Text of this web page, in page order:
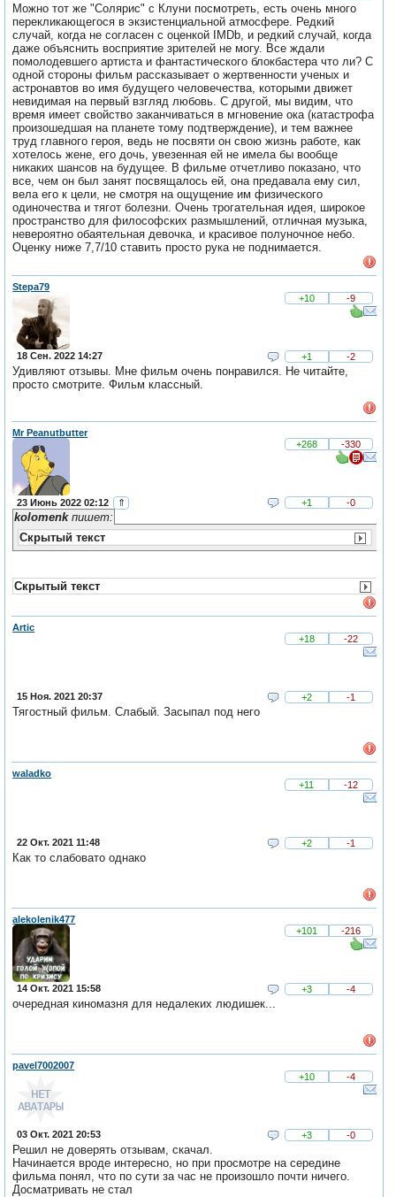
Можно тот же "Солярис" с Клуни посмотреть, есть очень много
перекликающегося в экзистенциальной атмосфере. Редкий
случай, когда не согласен с оценкой IMDb, и редкий случай, когда
даже объяснить восприятие зрителей не могу. Все ждали
помолодевшего артиста и фантастического блокбастера что ли? С
одной стороны фильм рассказывает о жертвенности ученых и
астронавтов во имя будущего человечества, которыми движет
невидимая на первый взгляд любовь. С другой, мы видим, что
время имеет свойство заканчиваться в мгновение ока (катастрофа
произошедшая на планете тому подтверждение), и тем важнее
труд главного героя, ведь не посвяти он свою жизнь работе, как
хотелось жене, его дочь, увезенная ей не имела бы вообще
никаких шансов на будущее. В фильме отчетливо показано, что
все, чем он был занят посвящалось ей, она предавала ему сил,
вела его к цели, не смотря на ощущение им физического
одиночества и тягот болезни. Очень трогательная идея, широкое
пространство для философских размышлений, отличная музыка,
невероятно обаятельная девочка, и красивое полуночное небо.
Оценку ниже 7,7/10 ставить просто рука не поднимается.
Stepa79
+10
-9
18 Сен. 2022 14:27 +1 -2
Удивляют отзывы. Мне фильм очень понравился. Не читайте,
просто смотрите. Фильм классный.
Mr Peanutbutter
+268
-330
23 Июнь 2022 02:12 ⇑ +1 -0
kolomenkпишет:
Скрытый текст
Скрытый текст
Artic
+18
-22
15 Ноя. 2021 20:37 +2 -1
Тягостный фильм. Слабый. Засыпал под него
waladko
+11
-12
22 Окт. 2021 11:48 +2 -1
Как то слабовато однако
alekolenik477
+101
-216
14 Окт. 2021 15:58 +3 -4
очередная киномазня для недалеких людишек...
pavel7002007
+10
-4
03 Окт. 2021 20:53 +3 -0
Решил не доверять отзывам, скачал.
Начинается вроде интересно, но при просмотре на середине
фильма понял, что по сути за час не произошло почти ничего.
Досматривать не стал